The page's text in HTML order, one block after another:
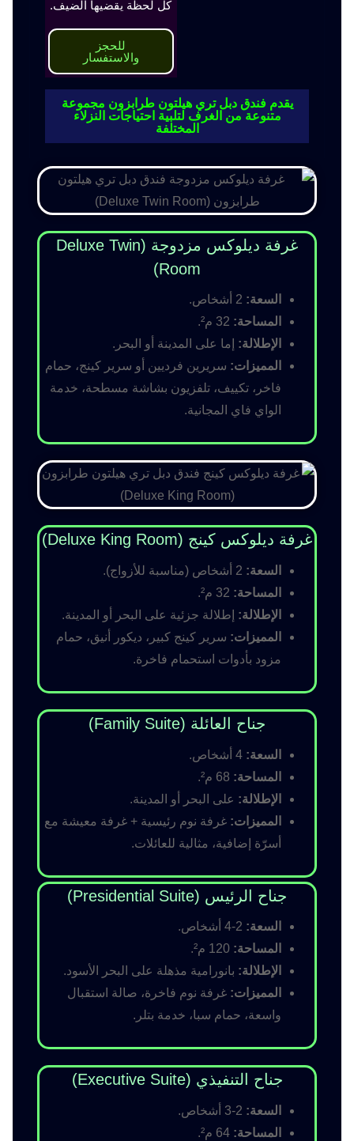
كل لحظة يقضيها الضيف.
للحجز
والاستفسار
يقدم فندق دبل تري هيلتون طرابزون مجموعة
متنوعة من الغرف لتلبية احتياجات النزلاء
المختلفة
غرفة ديلوكس مزدوجة (Deluxe Twin
Room)
السعة:
المساحة:
الإطلالة: إما على المدينة أو البحر.
المميزات: سريرين فرديين أو سرير كينج، حمام
فاخر، تكييف، تلفزيون بشاشة مسطحة، خدمة
الواي فاي المجانية.
غرفة ديلوكس كينج (Deluxe King Room)
السعة:
المساحة:
الإطلالة: إطلالة جزئية على البحر أو المدينة.
المميزات: سرير كينج كبير، ديكور أنيق، حمام
مزود بأدوات استحمام فاخرة.
جناح العائلة (Family Suite)
السعة:
المساحة:
الإطلالة: على البحر أو المدينة.
المميزات: غرفة نوم رئيسية + غرفة معيشة مع
أسرّة إضافية، مثالية للعائلات.
جناح الرئيس (Presidential Suite)
السعة:
المساحة:
الإطلالة: بانورامية مذهلة على البحر الأسود.
المميزات: غرفة نوم فاخرة، صالة استقبال
واسعة، حمام سبا، خدمة بتلر.
جناح التنفيذي (Executive Suite)
السعة:
المساحة: